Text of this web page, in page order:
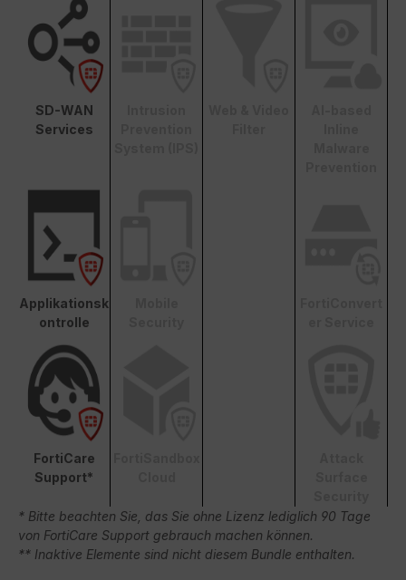
SD-WAN
Services
Applikationsk
ontrolle
FortiCare
Support*
* Bitte beachten Sie, das Sie ohne Lizenz lediglich 90 Tage
von FortiCare Support gebrauch machen können.
** Inaktive Elemente sind nicht diesem Bundle enthalten.